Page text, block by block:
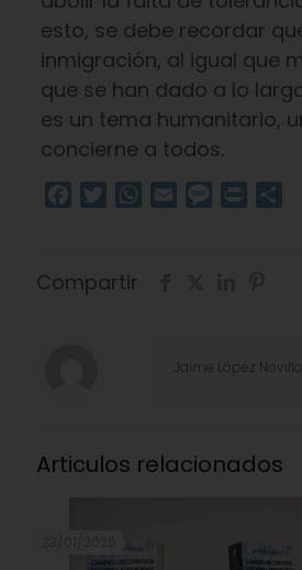
esto, se debe recordar
inmigración, al igual que
que se han dado a lo
es un tema humanitario,
concierne a todos.
Facebook
TwitterWhatsApp
Email Message
Print
Compartir
Jaime López Novillo
Articulos relacionados